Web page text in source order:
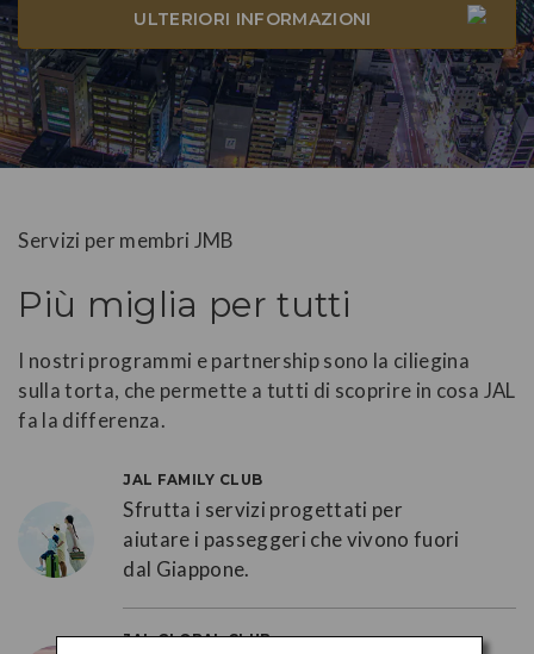
ULTERIORI INFORMAZIONI
Servizi per membri JMB
Più miglia per tutti
I nostri programmi e partnership sono la ciliegina
sulla torta, che permette a tutti di scoprire in cosa JAL
fa la differenza.
JAL FAMILY CLUB
Sfrutta i servizi progettati per
aiutare i passeggeri che vivono fuori
dal Giappone.
JAL GLOBAL CLUB